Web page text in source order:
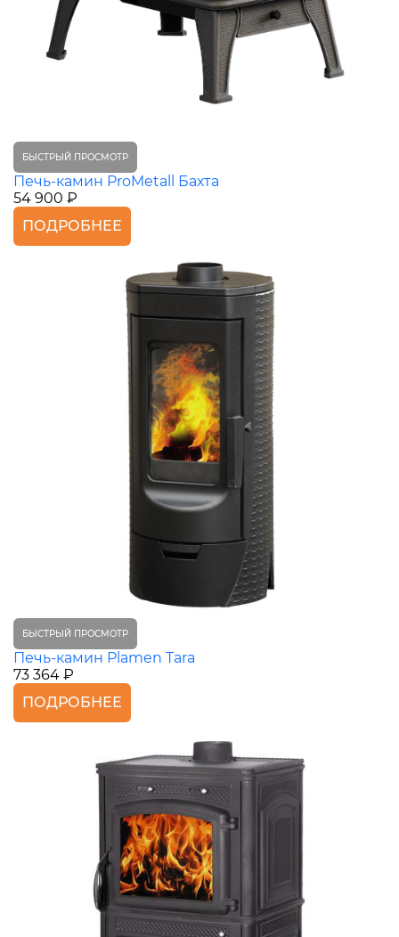
БЫСТРЫЙ ПРОСМОТР
Печь-камин ProMetall Бахта
54 900 ₽
ПОДРОБНЕЕ
БЫСТРЫЙ ПРОСМОТР
Печь-камин Plamen Tara
73 364 ₽
ПОДРОБНЕЕ